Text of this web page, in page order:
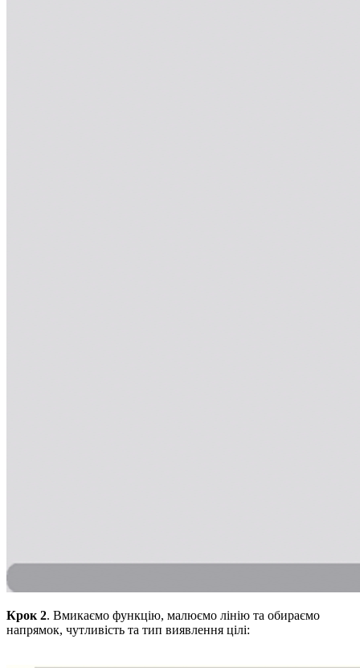
Крок 2. Вмикаємо функцію, малюємо лінію та обираємо
напрямок, чутливість та тип виявлення цілі: